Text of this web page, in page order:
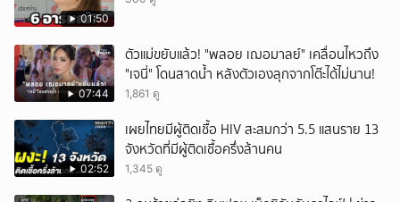
01:50
07:44
ตัวแม่ขยับแล้ว! "พลอย เฌอมาลย์" เคลื่อนไหวถึง
"เจนี่" โดนสาดน้ำ หลังตัวเองลุกจากโต๊ะได้ไม่นาน!
1,861 ดู
02:52
เผยไทยมีผู้ติดเชื้อ HIV สะสมกว่า 5.5 แสนราย 13
จังหวัดที่มีผู้ติดเชื้อครึ่งล้านคน
1,345 ดู